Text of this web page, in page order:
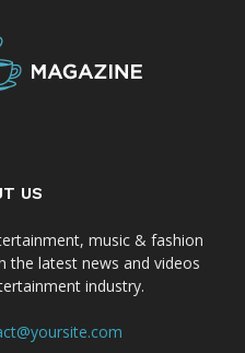
US
music & fashion
the latest news and videos
industry.